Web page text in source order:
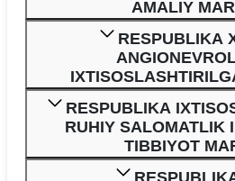
AMALIY
RESPUBLIKA
RESPUBLIKA
RUHIY SALOMATLIK
TIBBIYOT